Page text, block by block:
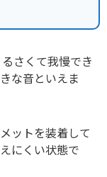
さくて我慢でき
な音といえま
ットを装着して
にくい状態で